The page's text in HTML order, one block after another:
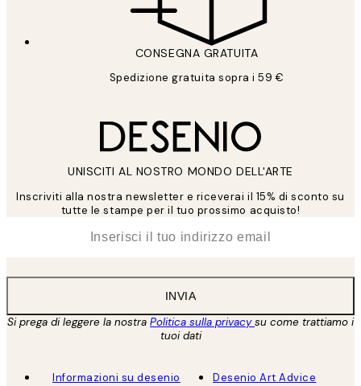
CONSEGNA GRATUITA
Spedizione gratuita sopra i 59 €
UNISCITI AL NOSTRO MONDO DELL'ARTE
Inscriviti alla nostra newsletter e riceverai il 15% di sconto su
tutte le stampe per il tuo prossimo acquisto!
INVIA
Si prega di leggere la nostra Politica sulla privacysu come trattiamo i
tuoi dati
Informazioni su desenio
Desenio Art Advice